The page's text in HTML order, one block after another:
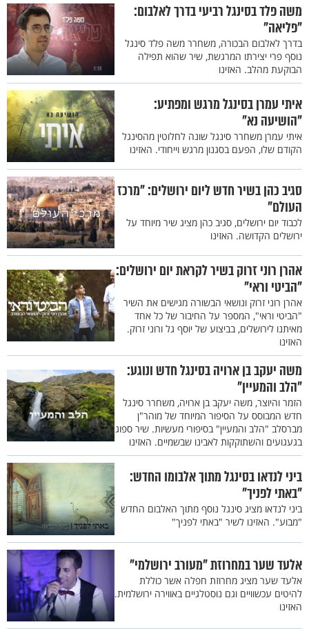
משה פלד בסינגל רביעי בדרך לאלבום:
"פליאה"
בדרך לאלבום הבכורה, משחרר משה פלד סינגל
נוסף פרי יצירתו המרגשת, שיר שהוא תפילה
הבוקעת מהלב. האזינו
איתי עמרן בסינגל מרגש ומפתיע:
"הושיעה נא"
איתי עמרן משחרר סינגל שונה לחלוטין מהסינגל
הקודם שלו, הפעם בסגנון מרגש וייחודי. האזינו
סגיב כהן בשיר חדש ליום ירושלים: "מרכז
העולם"
לכבוד יום ירושלים, סגיב כהן מציג שיר מיוחד על
ירושלים הקדושה. האזינו
אהרן רוני זרוק בשיר לקראת יום ירושלים:
"הביטי וראי"
אהרן רוני זרוק ונושאי הבשורה מגישים את השיר
"הביטי וראי", המספר על החיבור של כל אחד
מאיתנו לירושלים, בביצוע של יוסף גל ורוני זרוק.
האזינו
משה יעקב בן ארויה בסינגל חדש ונוגע:
"הלב והמעיין"
הזמר והיוצר, משה יעקב בן ארויה, משחרר סינגל
חדש המבוסס על הסיפור המיוחד של מוהר"ן
מברסלב "הלב והמעיין" בסיפורי מעשיות. שיר ספוג
בגעגועים והשתוקקות לאבינו שבשמיים. האזינו
ביני לנדאו בסינגל מתוך אלבומו החדש:
"באתי לפניך"
ביני לנדאו מציג סינגל נוסף מתוך האלבום החדש
"מבוע". האזינו לשיר "באתי לפניך"
אלעד שער במחרוזת "מעורב ירושלמי"
אלעד שער מציג מחרוזת חפלה אשר כוללת
להיטים עכשוויים וגם נוסטלגיים באווירה ירושלמית.
האזינו